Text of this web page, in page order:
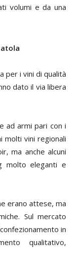
volumi e da una
per i vini di qualità
dato il via libera
ad armi pari con i
molti vini regionali
ma anche alcuni
molto eleganti e
erano attese, ma
Sul mercato
in
qualitativo,